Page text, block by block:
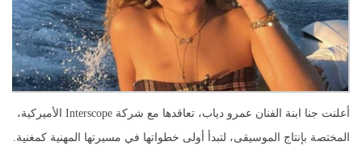
أعلنت جنا ابنة الفنان عمرو دياب، تعاقدها مع شركة Interscope الأميركية،
المختصة بإنتاج الموسيقى، لتبدأ أولى خطواتها في مسيرتها المهنية كمغنية.